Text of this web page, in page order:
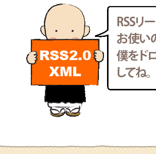
2011年7月(18)
2011年6月
2011年5月
(15)
2011年4月(17)
2011年3月(15)
2011年2月
2011年1月(22)
2010年12月(21)
2010年11月
2010年10月(13)
(16)
2010年6月(18)
新聞屋の道具箱
新聞社で使われる用語の解説など
makotoさんの御符内巡礼記
東京の巡礼記です
POLYHEDON
いろいろなことが書いてあるよ
bunchan
あちこち行って！
目白鍼灸院
日本人の繊細な体質にあわせた、やさしく気
ほうげん日記